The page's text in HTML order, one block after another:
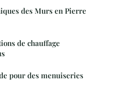
des Murs en Pierre
de chauffage
pour des menuiseries